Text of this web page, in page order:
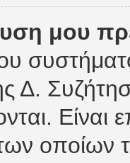
μου
Δ.
Είναι
οποίων